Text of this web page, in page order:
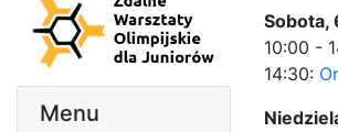
Menu
Sobota,
10:00 -
14:30: